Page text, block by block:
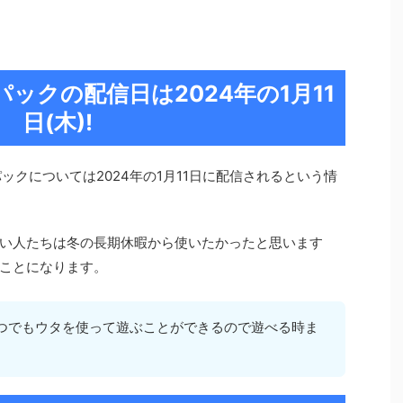
ックの配信日は2024年の1月11
日(木)!
クについては2024年の1月11日に配信されるという情
人たちは冬の長期休暇から使いたかったと思います
とになります。
でもウタを使って遊ぶことができるので遊べる時ま